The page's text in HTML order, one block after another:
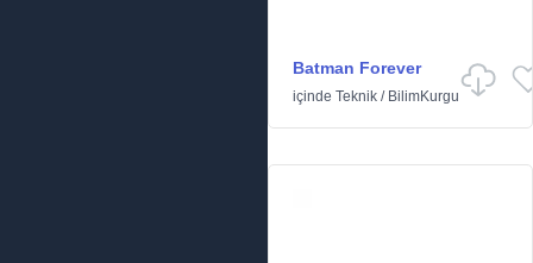
Batman Forever
içinde Teknik / BilimKurgu